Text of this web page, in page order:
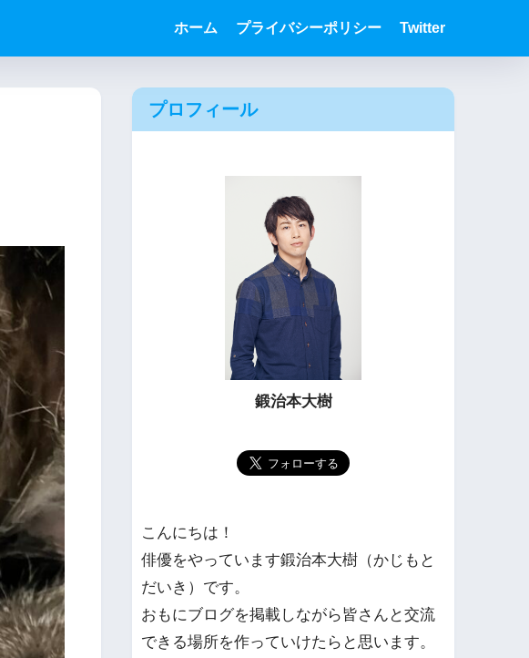
ホーム プライバシーポリシー Twitter
プロフィール
鍛治本大樹
こんにちは！
俳優をやっています鍛治本大樹（かじもと
だいき）です。
おもにブログを掲載しながら皆さんと交流
できる場所を作っていけたらと思います。